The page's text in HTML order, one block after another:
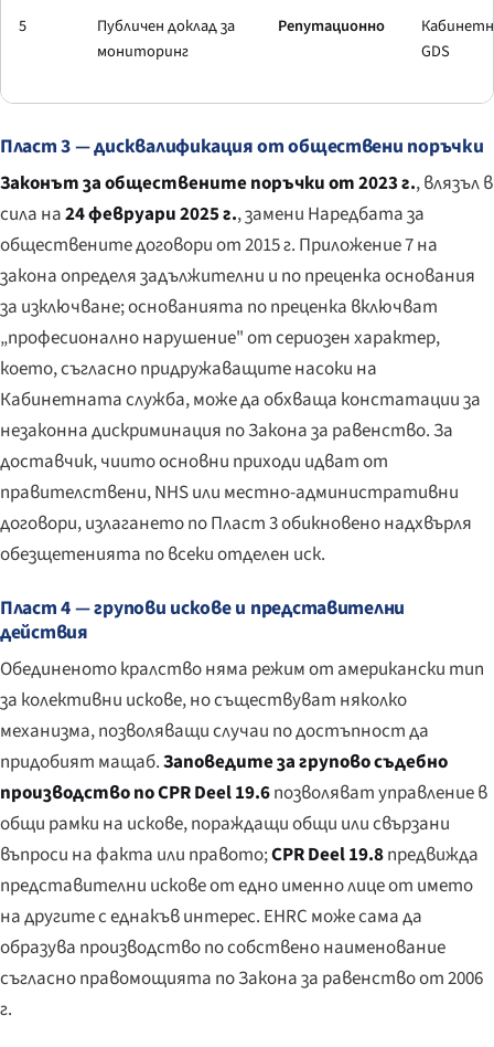
5
Публичен доклад за
мониторинг
Репутационно
GDS
Пласт 3 — дисквалификация от обществени поръчки
Законът за обществените поръчки от 2023 г., влязъл в
сила на24 февруари 2025 г., замени Наредбата за
обществените договори от 2015 г. Приложение 7 на
закона определя задължителни и по преценка основания
за изключване; основанията по преценка включват
„професионално нарушение" от сериозен характер,
което, съгласно придружаващите насоки на
Кабинетната служба, може да обхваща констатации за
незаконна дискриминация по Закона за равенство. За
доставчик, чиито основни приходи идват от
правителствени, NHS или местно-административни
договори, излагането по Пласт 3 обикновено надхвърля
обезщетенията по всеки отделен иск.
Пласт 4 — групови искове и представителни
действия
Обединеното кралство няма режим от американски тип
за колективни искове, но съществуват няколко
механизма, позволяващи случаи по достъпност да
придобият мащаб.Заповедите за групово съдебно
производство по CPR Deel 19.6позволяват управление в
общи рамки на искове, пораждащи общи или свързани
въпроси на факта или правото;CPR Deel 19.8предвижда
представителни искове от едно именно лице от името
на другите с еднакъв интерес. EHRC може сама да
образува производство по собствено наименование
съгласно правомощията по Закона за равенство от 2006
г.